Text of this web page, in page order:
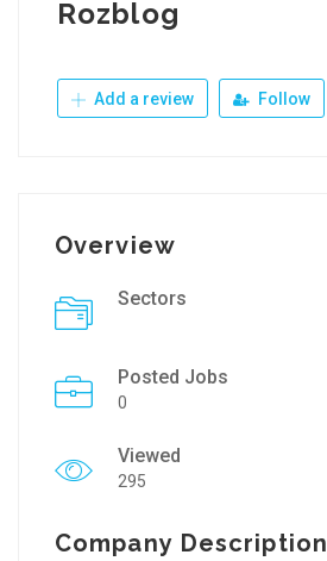
Rozblog
Add a review Follow
Overview
Sectors
Posted Jobs
0
Viewed
295
Company Description